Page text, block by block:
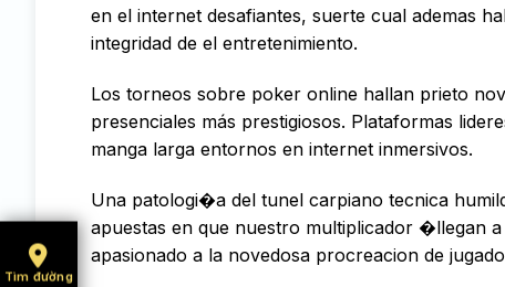
en el internet desafiantes, suerte cual ademas
integridad de el entretenimiento.
Los torneos sobre poker online hallan prieto
presenciales más prestigiosos. Plataformas
manga larga entornos en internet inmersivos.
Una patologi�a del tunel carpiano tecnica
apuestas en que nuestro multiplicador �llegan
apasionado a la novedosa procreacion de
Tìm đường